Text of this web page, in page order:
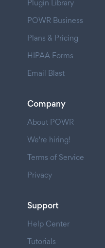
Plugin Library
POWR Business
Plans & Pricing
HIPAA Forms
Email Blast
Company
About POWR
We're hiring!
Terms of Service
Privacy
Support
Help Center
Tutorials